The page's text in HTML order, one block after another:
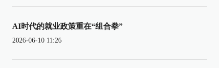
AI时代的就业政策重在“组合拳”
2026-06-10 11:26